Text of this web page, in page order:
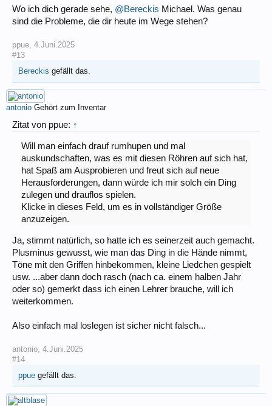
Wo ich dich gerade sehe, @Bereckis Michael. Was genau
sind die Probleme, die dir heute im Wege stehen?
ppue 4.Juni.2025
#13
Bereckis gefällt das.
antonio Gehört zum Inventar
Zitat von ppue: ↑
Will man einfach drauf rumhupen und mal
auskundschaften, was es mit diesen Röhren auf sich hat,
hat Spaß am Ausprobieren und freut sich auf neue
Herausforderungen, dann würde ich mir solch ein Ding
zulegen und drauflos spielen.
Klicke in dieses Feld, um es in vollständiger Größe
anzuzeigen.
Ja, stimmt natürlich, so hatte ich es seinerzeit auch gemacht.
Plusminus gewusst, wie man das Ding in die Hände nimmt,
Töne mit den Griffen hinbekommen, kleine Liedchen gespielt
usw. ...aber dann doch rasch (nach ca. einem halben Jahr
oder so) gemerkt dass ich einen Lehrer brauche, will ich
weiterkommen.
Also einfach mal loslegen ist sicher nicht falsch...
antonio 4.Juni.2025
#14
ppue gefällt das.